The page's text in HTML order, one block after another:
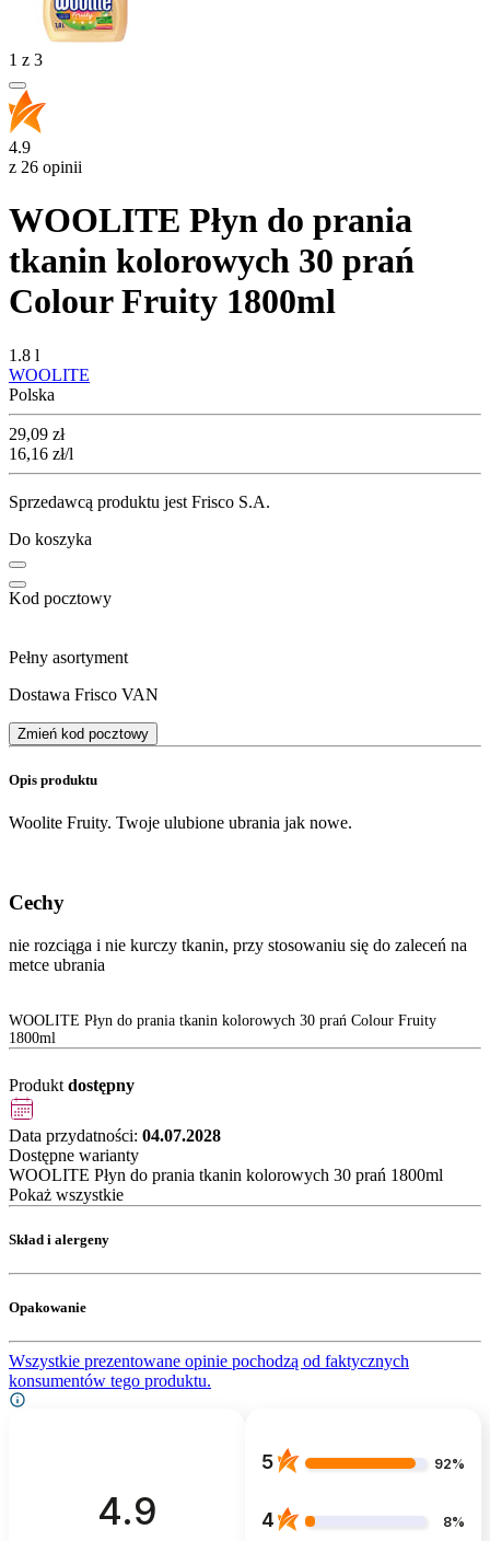
1 z 3
4.9
z 26 opinii
WOOLITE Płyn do prania
tkanin kolorowych 30 prań
Colour Fruity 1800ml
1.8 l
WOOLITE
Polska
Cena
29,09 zł
16,16 zł/l
Sprzedawcą produktu jest Frisco S.A.
Do koszyka
Kod pocztowy
Pełny asortyment
Dostawa Frisco VAN
Zmień kod pocztowy
Opis produktu
Woolite Fruity. Twoje ulubione ubrania jak nowe.
Cechy
nie rozciąga i nie kurczy tkanin, przy stosowaniu się do zaleceń na
metce ubrania
WOOLITE Płyn do prania tkanin kolorowych 30 prań Colour Fruity
1800ml
Produkt dostępny
Data przydatności: 04.07.2028
Dostępne warianty
WOOLITE Płyn do prania tkanin kolorowych 30 prań 1800ml
Pokaż wszystkie
Skład i alergeny
Opakowanie
Wszystkie prezentowane opinie pochodzą od faktycznych
konsumentów tego produktu.
4.9
5 92%
4 8%